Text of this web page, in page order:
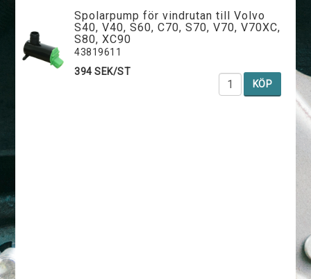
Spolarpump för vindrutan till Volvo
S40, V40, S60, C70, S70, V70, V70XC,
S80, XC90
43819611
394 SEK/ST
KÖP